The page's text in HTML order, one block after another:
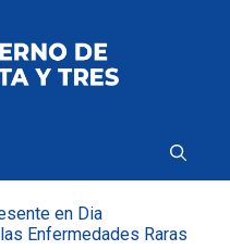
en Dia
Enfermedades Raras